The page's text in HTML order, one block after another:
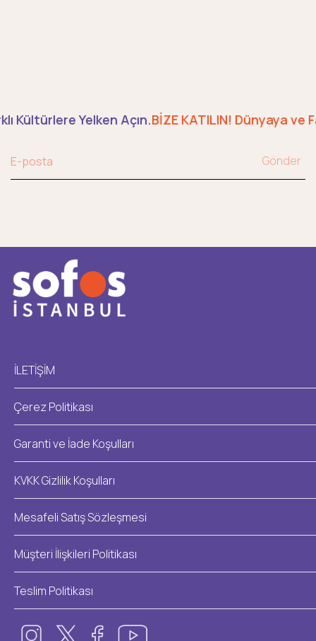
Kültürlere Yelken Açın.BİZE KATILIN! Dünyaya ve
Gönder
İLETİŞİM
Çerez Politikası
Garanti ve İade Koşulları
KVKK Gizlilik Koşulları
Mesafeli Satış Sözleşmesi
Müşteri İlişkileri Politikası
Teslim Politikası